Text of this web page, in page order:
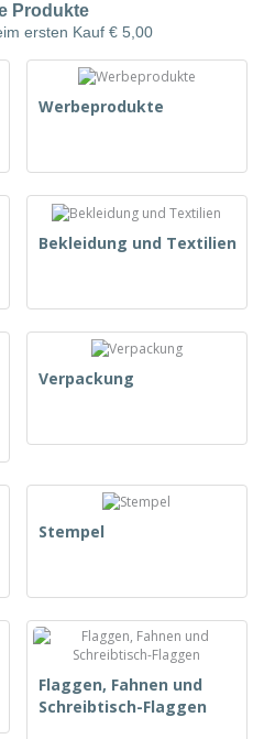
Produkte
ersten Kauf € 5,00
Werbeprodukte
Bekleidung und Textilien
Verpackung
Stempel
Flaggen, Fahnen und
Schreibtisch-Flaggen